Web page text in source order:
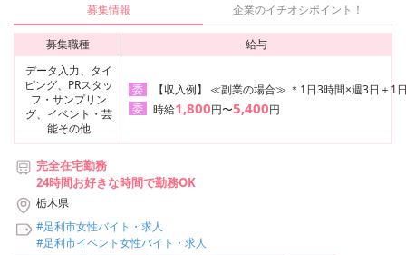
募集情報 企業のイチオシポイント！
募集職種
給与
データ入力、タイ
ピング、PRスタッ
フ・サンプリン
グ、イベント・芸
能その他
委
【収入例】 ≪副業の場合≫ ＊1日3時間×週3日＋1
委
時給1,800円〜5,400円
完全在宅勤務
24時間お好きな時間で勤務OK
栃木県
#足利市女性バイト・求人
#足利市イベント女性バイト・求人